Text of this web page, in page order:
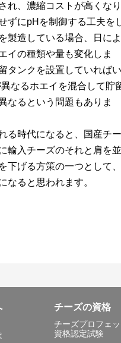
れ、濃縮コストが高くなり
ずにpHを制御する工夫を
製造している場合、日によ
イの種類や量も変化しま
タンクを設置していればい
なるホエイを混合して貯
なるという問題もありま
る時代になると、国産チー
輸入チーズのそれと肩を並
下げる方策の一つとして、
なると思われます。
チーズの資格
チーズプロフェ
資格認定試験